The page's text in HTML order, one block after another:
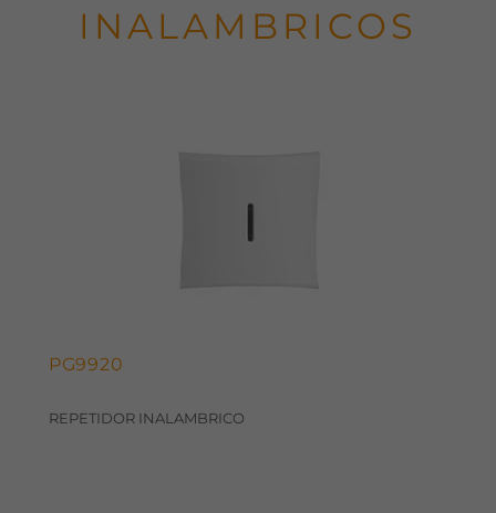
INALAMBRICOS
PG9920
REPETIDOR INALAMBRICO